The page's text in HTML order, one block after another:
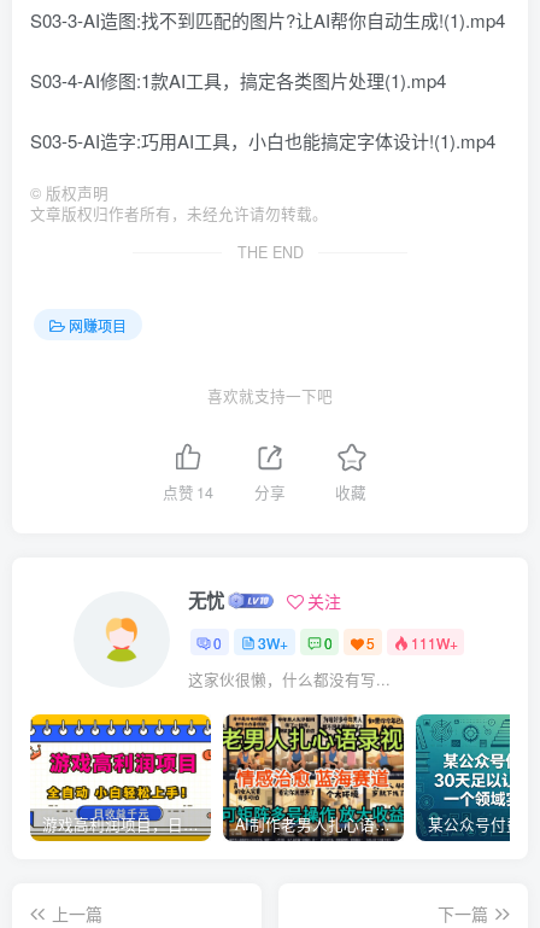
S03-3-AI造图:找不到匹配的图片?让AI帮你自动生成!(1).mp4
S03-4-AI修图:1款AI工具，搞定各类图片处理(1).mp4
S03-5-AI造字:巧用AI工具，小白也能搞定字体设计!(1).mp4
© 版权声明
文章版权归作者所有，未经允许请勿转载。
THE END
网赚项目
喜欢就支持一下吧
点赞 14 分享 收藏
无忧 关注
0 3W+ 0 5 111W+
这家伙很懒，什么都没有写...
游戏高利润项目，日收益1k+，全自动，无需值守，解放双手，小白轻松上手【揭秘】 AI制作老男人扎心语录，5分钟一条，操作简单，流量非常大，保姆级教程
上一篇
下一篇